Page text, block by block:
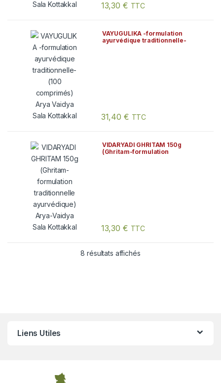
13,30 € TTC
VAYUGULIKA -formulation
ayurvédique traditionnelle-
31,40 € TTC
VIDARYADI GHRITAM 150g
(Ghritam-formulation
13,30 € TTC
8 résultats affichés
Liens Utiles